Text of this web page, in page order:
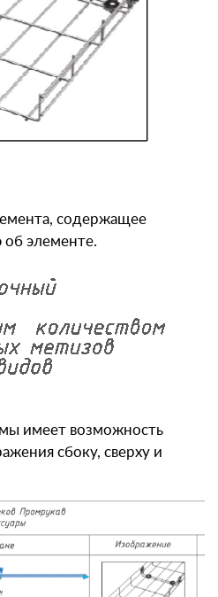
содержащее
элементе.
имеет возможность
сбоку, сверху и